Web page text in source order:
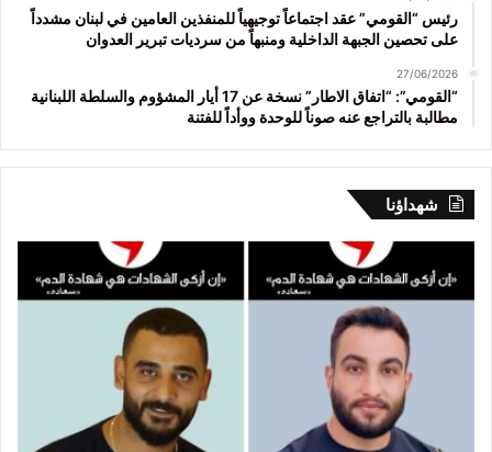
رئيس “القومي” عقد اجتماعاً توجيهياً للمنفذين العامين في لبنان مشدداً
على تحصين الجبهة الداخلية ومنبهاً من سرديات تبرير العدوان
27/06/2026
“القومي”: “اتفاق الاطار” نسخة عن 17 أيار المشؤوم والسلطة اللبنانية
مطالبة بالتراجع عنه صوناً للوحدة ووأداً للفتنة
شهداؤنا